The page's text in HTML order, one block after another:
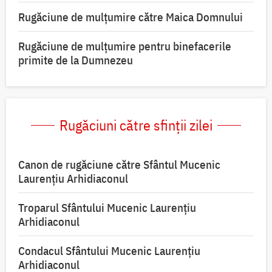
Rugăciune de mulţumire către Maica Domnului
Rugăciune de mulțumire pentru binefacerile
primite de la Dumnezeu
Rugăciuni către sfinții zilei
Canon de rugăciune către Sfântul Mucenic
Laurențiu Arhidiaconul
Troparul Sfântului Mucenic Laurențiu
Arhidiaconul
Condacul Sfântului Mucenic Laurențiu
Arhidiaconul